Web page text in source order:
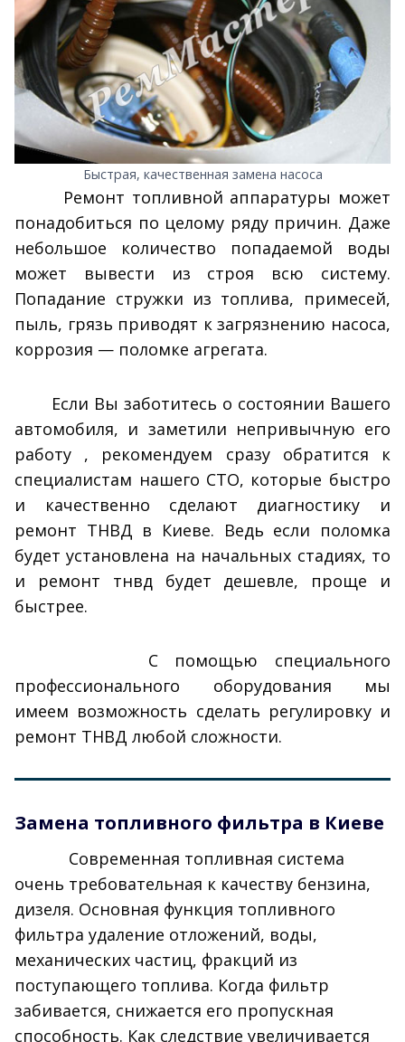
Быстрая, качественная замена насоса
Ремонт топливной аппаратуры может
понадобиться по целому ряду причин. Даже
небольшое количество попадаемой воды
может вывести из строя всю систему.
Попадание стружки из топлива, примесей,
пыль, грязь приводят к загрязнению насоса,
коррозия — поломке агрегата.
Если Вы заботитесь о состоянии Вашего
автомобиля, и заметили непривычную его
работу , рекомендуем сразу обратится к
специалистам нашего СТО, которые быстро
и качественно сделают диагностику и
ремонт ТНВД в Киеве. Ведь если поломка
будет установлена на начальных стадиях, то
и ремонт тнвд будет дешевле, проще и
быстрее.
С помощью специального
профессионального оборудования мы
имеем возможность сделать регулировку и
ремонт ТНВД любой сложности.
Замена топливного фильтра в Киеве
Современная топливная система
очень требовательная к качеству бензина,
дизеля. Основная функция топливного
фильтра удаление отложений, воды,
механических частиц, фракций из
поступающего топлива. Когда фильтр
забивается, снижается его пропускная
способность. Как следствие увеличивается